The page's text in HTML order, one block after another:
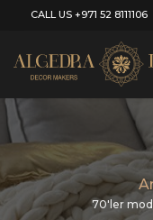
CALL US +971 52 8111106
70'ler